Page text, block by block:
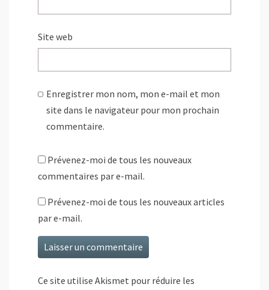
Site web
Enregistrer mon nom, mon e-mail et mon
site dans le navigateur pour mon prochain
commentaire.
Prévenez-moi de tous les nouveaux
commentaires par e-mail.
Prévenez-moi de tous les nouveaux articles
par e-mail.
Ce site utilise Akismet pour réduire les